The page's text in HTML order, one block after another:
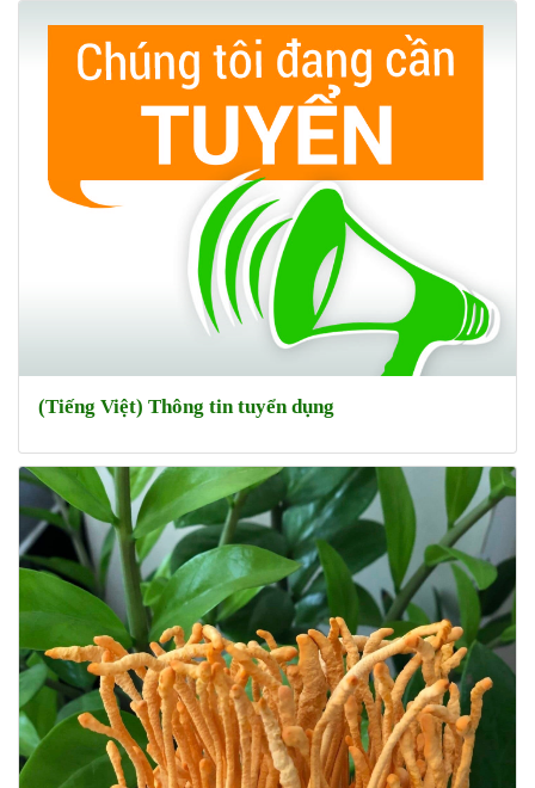
(Tiếng Việt) Thông tin tuyển dụng